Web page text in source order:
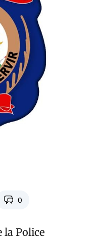
0
la Police